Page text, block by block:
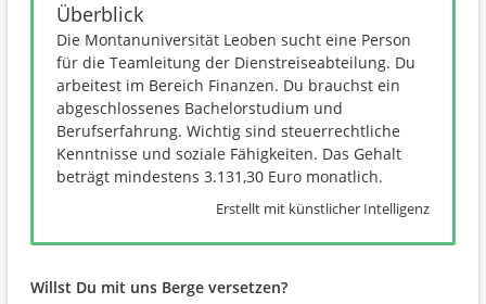
Überblick
Die Montanuniversität Leoben sucht eine Person
für die Teamleitung der Dienstreiseabteilung. Du
arbeitest im Bereich Finanzen. Du brauchst ein
abgeschlossenes Bachelorstudium und
Berufserfahrung. Wichtig sind steuerrechtliche
Kenntnisse und soziale Fähigkeiten. Das Gehalt
beträgt mindestens 3.131,30 Euro monatlich.
Erstellt mit künstlicher Intelligenz
Willst Du mit uns Berge versetzen?